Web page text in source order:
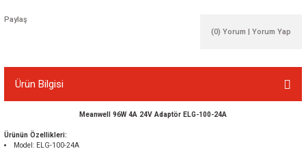
Paylaş
(0) Yorum | Yorum Yap
Ürün Bilgisi
Meanwell 96W 4A 24V Adaptör ELG-100-24A
Ürünün Özellikleri:
Model: ELG-100-24A